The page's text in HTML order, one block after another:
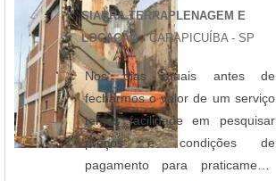
terreno é fundamental na
elaboração do projeto,
conhecendo essas
características a fundo, o projeto
certamente indicará os materiais
adequados à execução da
cons....
SIARRA TERRAPLENAGEM E
LOCAÇÃO/ CARAPICUÍBA - SP
Nos dias atuais antes de
fecharmos o valor de um serviço
temos facilidade em pesquisar
preços e condições de
pagamento para praticamente